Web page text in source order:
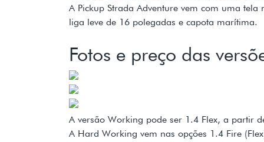
A Pickup Strada Adventure vem com uma
liga leve de 16 polegadas e capota marítima.
Fotos e preço das
A versão Working pode ser 1.4 Flex, a partir
A Hard Working vem nas opções 1.4 Fire